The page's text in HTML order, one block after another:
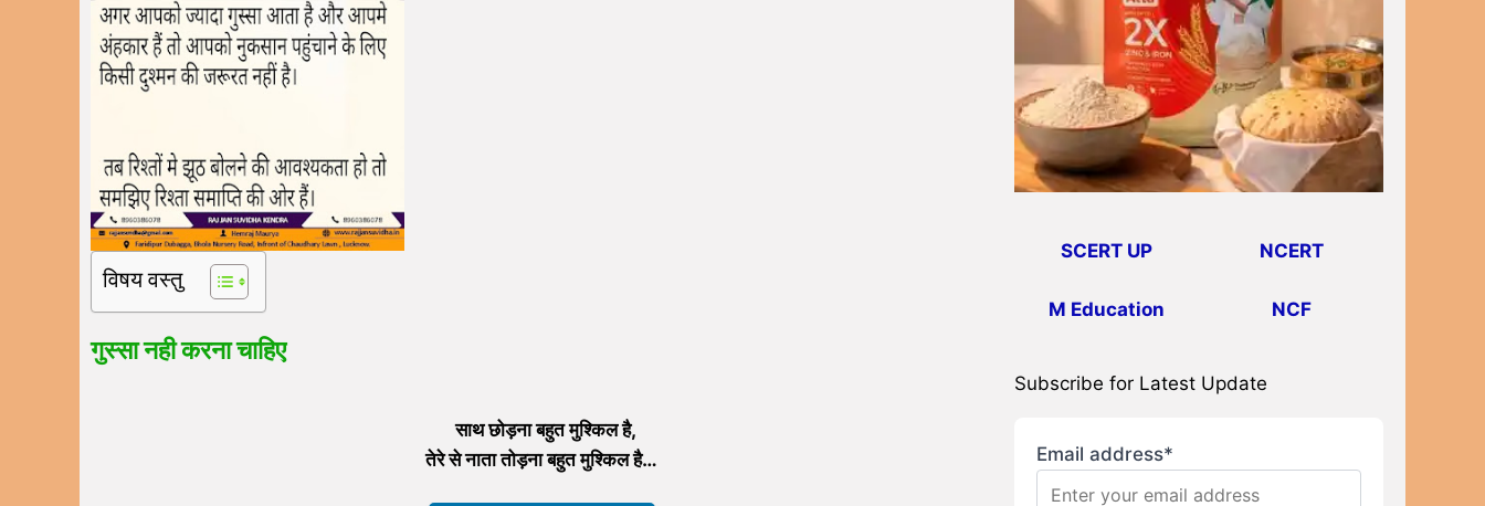
विषय वस्तु
गुस्सा नही करना चाहिए
साथ छोड़ना बहुत मुश्किल है,
तेरे से नाता तोड़ना बहुत मुश्किल है…
SCERT UP
M Education
NCERT
NCF
Subscribe for Latest Update
Email address*